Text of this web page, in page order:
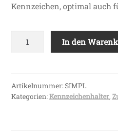
Kennzeichen, optimal auch
Menge
In den
Artikelnummer:SIMPL
Kategorien:Kennzeichenhalter,